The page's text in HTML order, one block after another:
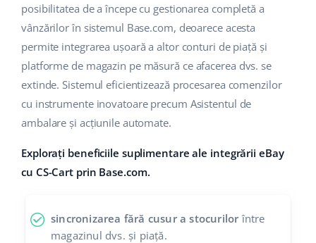
polski
português (BR)
română
中文
posibilitatea de a începe cu gestionarea completă a
vânzărilor în sistemul Base.com, deoarece acesta
permite integrarea ușoară a altor conturi de piață și
platforme de magazin pe măsură ce afacerea dvs. se
extinde. Sistemul eficientizează procesarea comenzilor
cu instrumente inovatoare precum Asistentul de
ambalare și acțiunile automate.
Explorați beneficiile suplimentare ale integrării eBay
cu CS-Cart prin Base.com.
sincronizarea fără cusur a stocurilor între
magazinul dvs. și piață.